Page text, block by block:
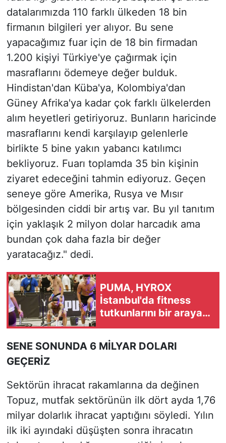
datalarımızda 110 farklı ülkeden 18 bin
firmanın bilgileri yer alıyor. Bu sene
yapacağımız fuar için de 18 bin firmadan
1.200 kişiyi Türkiye'ye çağırmak için
masraflarını ödemeye değer bulduk.
Hindistan'dan Küba'ya, Kolombiya'dan
Güney Afrika'ya kadar çok farklı ülkelerden
alım heyetleri getiriyoruz. Bunların haricinde
masraflarını kendi karşılayıp gelenlerle
birlikte 5 bine yakın yabancı katılımcı
bekliyoruz. Fuarı toplamda 35 bin kişinin
ziyaret edeceğini tahmin ediyoruz. Geçen
seneye göre Amerika, Rusya ve Mısır
bölgesinden ciddi bir artış var. Bu yıl tanıtım
için yaklaşık 2 milyon dolar harcadık ama
bundan çok daha fazla bir değer
yaratacağız." dedi.
PUMA, HYROX
İstanbul'da fitness
tutkunlarını bir araya
getirdi
SENE SONUNDA 6 MİLYAR DOLARI
GEÇERİZ
Sektörün ihracat rakamlarına da değinen
Topuz, mutfak sektörünün ilk dört ayda 1,76
milyar dolarlık ihracat yaptığını söyledi. Yılın
ilk iki ayındaki düşüşten sonra ihracatın